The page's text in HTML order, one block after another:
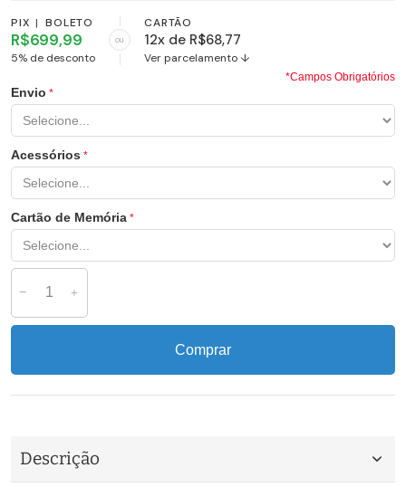
PIX | BOLETO
R$699,99
5% de desconto
ou
CARTÃO
12x de R$68,77
Ver parcelamento ↓
Envio
Acessórios
Cartão de Memória
*Campos Obrigatórios
Comprar
Descrição